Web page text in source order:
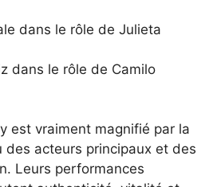
dans le rôle de Julieta
dans le rôle de Camilo
est vraiment magnifié par la
des acteurs principaux et des
Leurs performances